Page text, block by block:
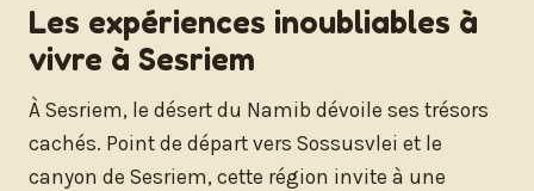
Les expériences inoubliables à
vivre à Sesriem
À Sesriem, le désert du Namib dévoile ses trésors
cachés. Point de départ vers Sossusvlei et le
canyon de Sesriem, cette région invite à une